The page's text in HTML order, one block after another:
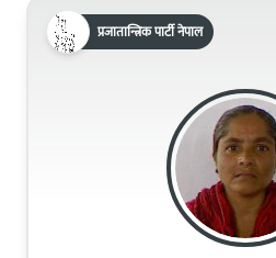
प्रजातान्त्रिक पार्टी नेपाल